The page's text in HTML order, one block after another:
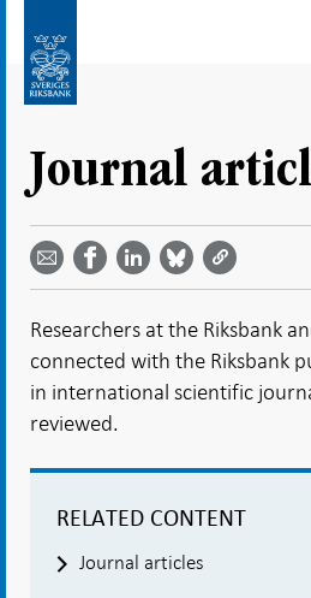
direkt
undersidor
Journal
Dela
email -
Öppnas
i ny flik
Dela på
Facebook
- Öppnas
Dela på
LinkedIn
-
Öppnas
i ny flik
på
Bluesky
-
i ny flik
på
Twitter
-
i ny flik
Researchers at the Riksbank
connected with the Riksbank
in international scientific
reviewed.
RELATED CONTENT
Journal articles